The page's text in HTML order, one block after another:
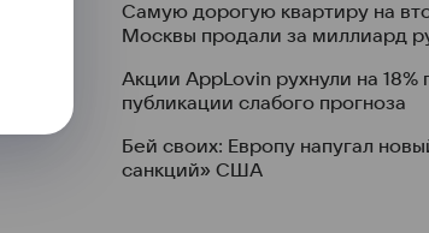
Самую дорогую квартиру на
Москвы продали за миллиард
Акции AppLovin рухнули на 18%
публикации слабого прогноза
Бей своих: Европу напугал
санкций» США